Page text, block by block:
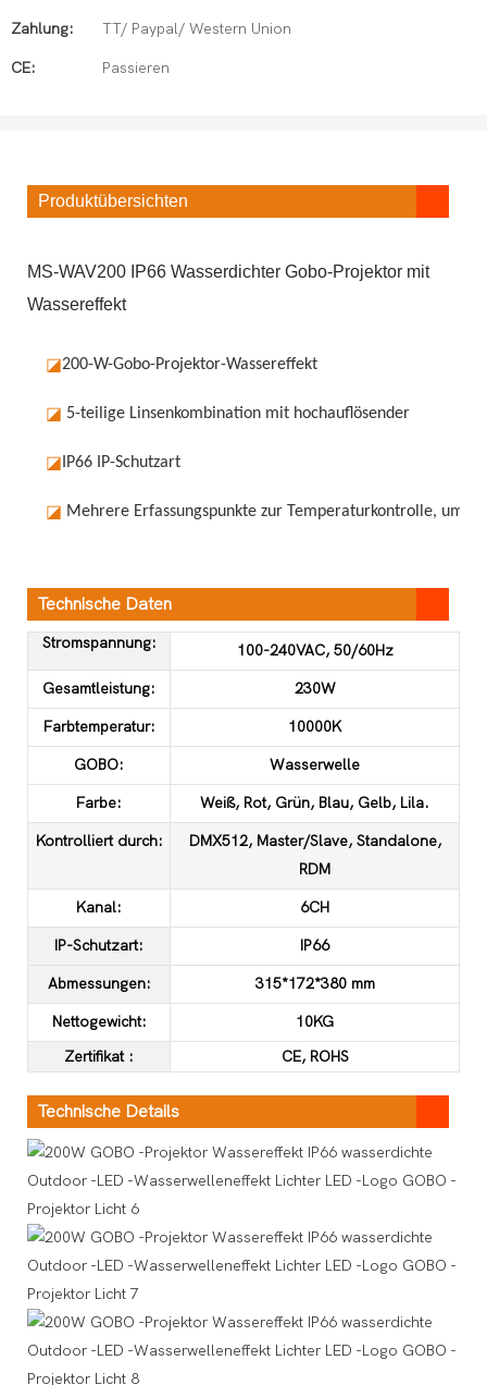
Zahlung: TT/ Paypal/ Western Union
CE: Passieren
Produktübersichten
MS-WAV200 IP66 Wasserdichter Gobo-Projektor mit
Wassereffekt
◪200-W-Gobo-Projektor-Wassereffekt
◪ 5-teilige Linsenkombination mit hochauflösender
◪ IP66 IP-Schutzart
◪ Mehrere Erfassungspunkte zur Temperaturkontrolle, um
Technische Daten
Stromspannung: 100-240VAC, 50/60Hz
Gesamtleistung: 230W
Farbtemperatur: 10000K
GOBO: Wasserwelle
Farbe: Weiß, Rot, Grün, Blau, Gelb, Lila.
Kontrolliert durch:
DMX512, Master/Slave, Standalone,
RDM
Kanal: 6CH
IP-Schutzart: IP66
Abmessungen: 315*172*380 mm
Nettogewicht:
10KG
Zertifikat: CE, ROHS
Technische Details